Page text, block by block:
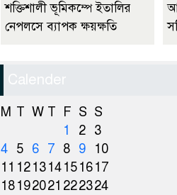
শক্তিশালী ভূমিকম্পে ইতালির
নেপলসে ব্যাপক ক্ষয়ক্ষতি
Calender
M T W T F S S
1
2 3
4 5 6 7 8 9
10
11 121314151617
18192021 222324